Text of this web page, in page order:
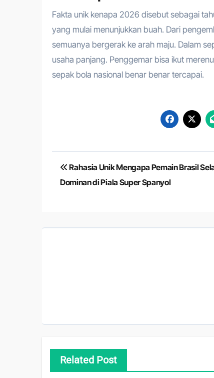
Fakta unik kenapa 2026 disebut sebagai
yang mulai menunjukkan buah. Dari
semuanya bergerak ke arah maju. Dalam
usaha panjang. Penggemar bisa ikut
sepak bola nasional benar benar tercapai.
Navigasi
pos
Rahasia Unik Mengapa Pemain Brasil
Dominan di Piala Super Spanyol
Related Post